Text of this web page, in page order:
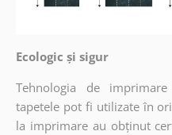
Ecologic și sigur
Tehnologia de
tapetele pot fi utilizate în
la imprimare au obținut